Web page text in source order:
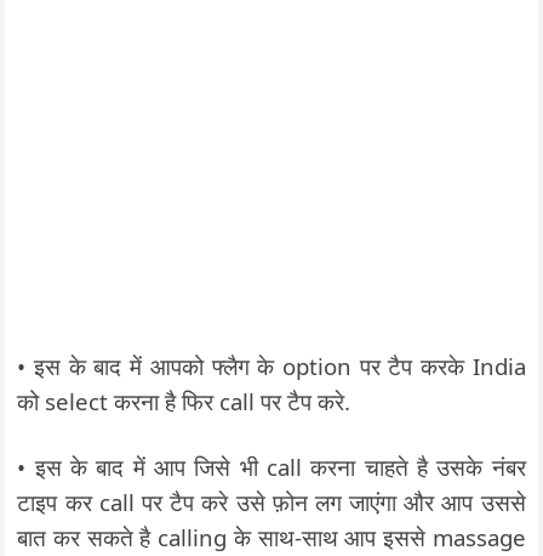
• इस के बाद में आपको फ्लैग के option पर टैप करके India
को select करना है फिर call पर टैप करे.
• इस के बाद में आप जिसे भी call करना चाहते है उसके नंबर
टाइप कर call पर टैप करे उसे फ़ोन लग जाएंगा और आप उससे
बात कर सकते है calling के साथ-साथ आप इससे massage